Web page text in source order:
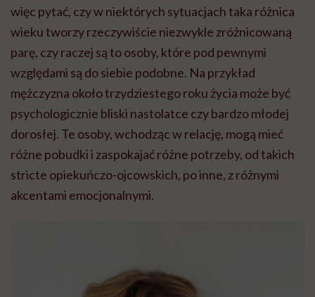
więc pytać, czy w niektórych sytuacjach taka różnica
wieku tworzy rzeczywiście niezwykle zróżnicowaną
parę, czy raczej są to osoby, które pod pewnymi
względami są do siebie podobne. Na przykład
mężczyzna około trzydziestego roku życia może być
psychologicznie bliski nastolatce czy bardzo młodej
dorosłej. Te osoby, wchodząc w relację, mogą mieć
różne pobudki i zaspokajać różne potrzeby, od takich
stricte opiekuńczo-ojcowskich, po inne, z różnymi
akcentami emocjonalnymi.